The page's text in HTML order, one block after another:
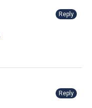
Reply
Reply